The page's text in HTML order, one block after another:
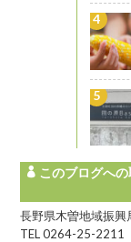
このブログへ
長野県木曽地域振興
TEL 0264-25-2211